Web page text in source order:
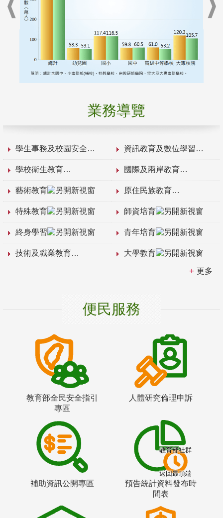
業務導覽
學生事務及校園安全 資訊教育及數位學習
學校衛生教育 國際及兩岸教育
藝術教育 原住民族教育
特殊教育 師資培育
終身學習 青年培育
技術及職業教育 大學教育
更多
便民服務
教育部全民安全指引
專區
人體研究倫理申訴
補助資訊公開專區
預告統計資料發布時
間表
教育部社群
返回最頂端